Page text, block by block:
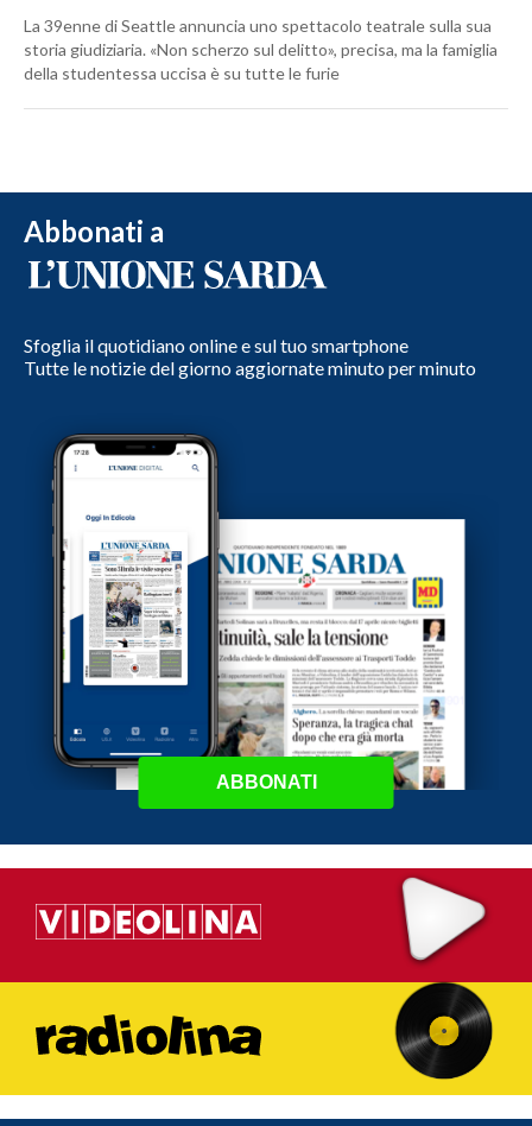
La 39enne di Seattle annuncia uno spettacolo teatrale sulla sua
storia giudiziaria. «Non scherzo sul delitto», precisa, ma la famiglia
della studentessa uccisa è su tutte le furie
Abbonati a
Sfoglia il quotidiano online e sul tuo smartphone
Tutte le notizie del giorno aggiornate minuto per minuto
ABBONATI